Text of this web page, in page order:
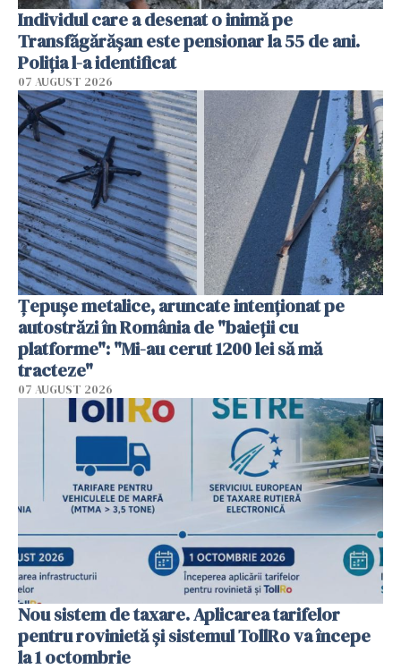
Individul care a desenat o inimă pe
Transfăgărășan este pensionar la 55 de ani.
Poliția l-a identificat
07 AUGUST 2026
Țepușe metalice, aruncate intenționat pe
autostrăzi în România de "baieții cu
platforme": "Mi-au cerut 1200 lei să mă
tracteze"
07 AUGUST 2026
Nou sistem de taxare. Aplicarea tarifelor
pentru rovinietă şi sistemul TollRo va începe
la 1 octombrie